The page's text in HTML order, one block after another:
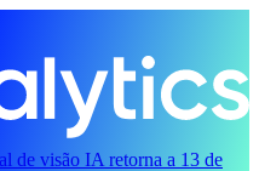
de visão IA retorna a 13 de